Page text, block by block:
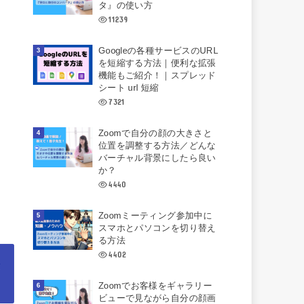
タ』の使い方
11239
Googleの各種サービスのURL
を短縮する方法｜便利な拡張
機能もご紹介！｜スプレッド
シート url 短縮
7321
Zoomで自分の顔の大きさと
位置を調整する方法／どんな
バーチャル背景にしたら良い
か？
4440
Zoomミーティング参加中に
スマホとパソコンを切り替え
る方法
4402
Zoomでお客様をギャラリー
ビューで見ながら自分の顔画